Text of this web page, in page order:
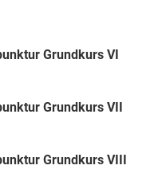
Grundkurs VI
Grundkurs VII
Grundkurs VIII